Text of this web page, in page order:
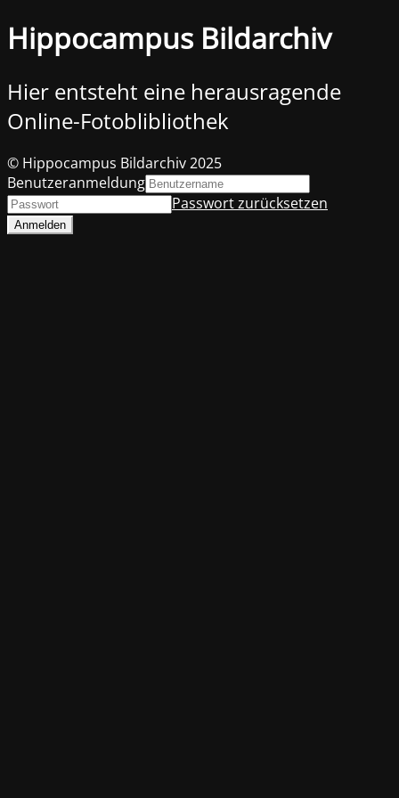
Hippocampus Bildarchiv
Hier entsteht eine herausragende
Online-Fotoblibliothek
© Hippocampus Bildarchiv 2025
Benutzeranmeldung
Passwort zurücksetzen